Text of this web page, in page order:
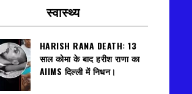
स्वास्थ्य
HARISH RANA DEATH: 13
साल कोमा के बाद हरीश राणा का
AIIMS दिल्ली में निधन।